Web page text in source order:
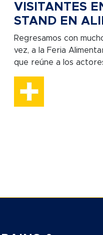
VISITANTES
STAND EN
Regresamos con
vez, a la Feria
que reúne a los